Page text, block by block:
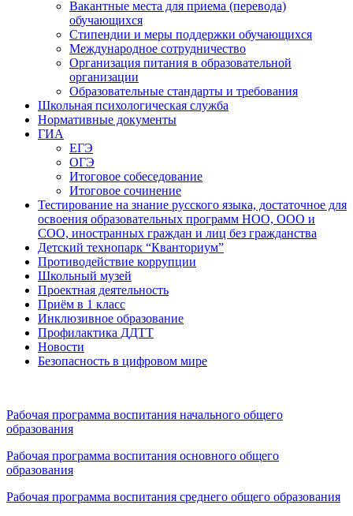
Вакантные места для приема (перевода)
обучающихся
Стипендии и меры поддержки обучающихся
Международное сотрудничество
Организация питания в образовательной
организации
Образовательные стандарты и требования
Школьная психологическая служба
Нормативные документы
ГИА
ЕГЭ
ОГЭ
Итоговое собеседование
Итоговое сочинение
Тестирование на знание русского языка, достаточное для
освоения образовательных программ НОО, ООО и
СОО, иностранных граждан и лиц без гражданства
Детский технопарк “Кванториум”
Противодействие коррупции
Школьный музей
Проектная деятельность
Приём в 1 класс
Инклюзивное образование
Профилактика ДДТТ
Новости
Безопасность в цифровом мире
Рабочая программа воспитания начального общего
образования
Рабочая программа воспитания основного общего
образования
Рабочая программа воспитания среднего общего образования